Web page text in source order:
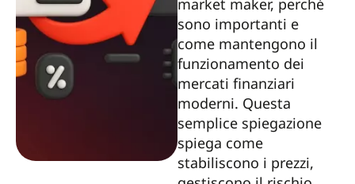
market maker, perché
sono importanti e
come mantengono il
funzionamento dei
mercati finanziari
moderni. Questa
semplice spiegazione
spiega come
stabiliscono i prezzi,